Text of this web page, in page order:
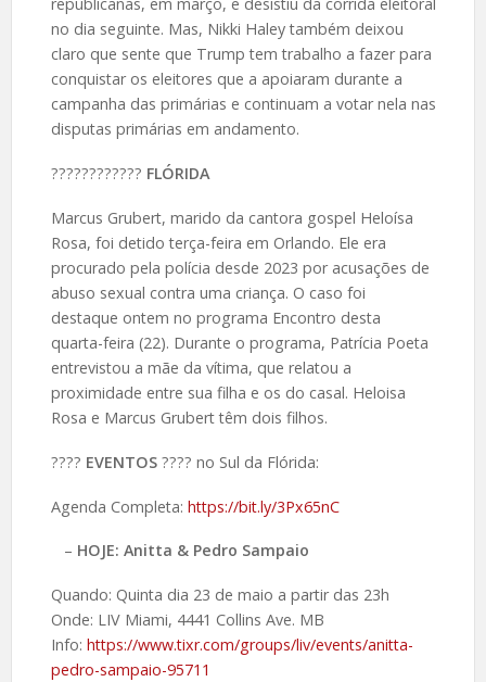
no dia seguinte. Mas, Nikki Haley também deixou
claro que sente que Trump tem trabalho a fazer para
conquistar os eleitores que a apoiaram durante a
campanha das primárias e continuam a votar nela nas
disputas primárias em andamento.
????️???????? FLÓRIDA
Marcus Grubert, marido da cantora gospel Heloísa
Rosa, foi detido terça-feira em Orlando. Ele era
procurado pela polícia desde 2023 por acusações de
abuso sexual contra uma criança. O caso foi
destaque ontem no programa Encontro desta
quarta-feira (22). Durante o programa, Patrícia Poeta
entrevistou a mãe da vítima, que relatou a
proximidade entre sua filha e os do casal. Heloisa
Rosa e Marcus Grubert têm dois filhos.
????️ EVENTOS???? no Sul da Flórida:
Agenda Completa: https://bit.ly/3Px65nC
– HOJE: Anitta & Pedro Sampaio
Quando: Quinta dia 23 de maio a partir das 23h
Onde: LIV Miami, 4441 Collins Ave. MB
Info: https://www.tixr.com/groups/liv/events/anitta-
pedro-sampaio-95711